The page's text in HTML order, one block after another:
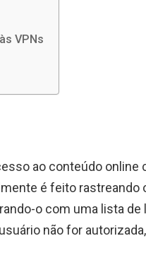
VPNs
ao conteúdo online
é feito rastreando
o com uma lista de
não for